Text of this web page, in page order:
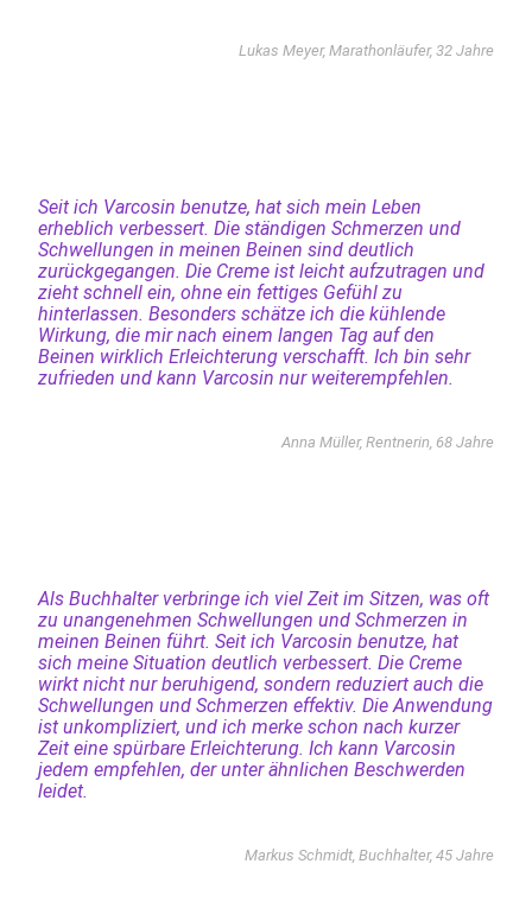
Lukas Meyer, Marathonläufer, 32 Jahre
Seit ich Varcosin benutze, hat sich mein Leben
erheblich verbessert. Die ständigen Schmerzen und
Schwellungen in meinen Beinen sind deutlich
zurückgegangen. Die Creme ist leicht aufzutragen und
zieht schnell ein, ohne ein fettiges Gefühl zu
hinterlassen. Besonders schätze ich die kühlende
Wirkung, die mir nach einem langen Tag auf den
Beinen wirklich Erleichterung verschafft. Ich bin sehr
zufrieden und kann Varcosin nur weiterempfehlen.
Anna Müller, Rentnerin, 68 Jahre
Als Buchhalter verbringe ich viel Zeit im Sitzen, was oft
zu unangenehmen Schwellungen und Schmerzen in
meinen Beinen führt. Seit ich Varcosin benutze, hat
sich meine Situation deutlich verbessert. Die Creme
wirkt nicht nur beruhigend, sondern reduziert auch die
Schwellungen und Schmerzen effektiv. Die Anwendung
ist unkompliziert, und ich merke schon nach kurzer
Zeit eine spürbare Erleichterung. Ich kann Varcosin
jedem empfehlen, der unter ähnlichen Beschwerden
leidet.
Markus Schmidt, Buchhalter, 45 Jahre